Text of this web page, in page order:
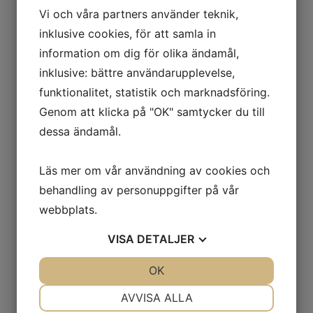
september 2020
augusti 2020
april 2020
mars 2020
november 2019
september 2019
juni 2019
maj 2019
januari 2019
Vi och våra partners använder teknik,
inklusive cookies, för att samla in
information om dig för olika ändamål,
inklusive: bättre användarupplevelse,
funktionalitet, statistik och marknadsföring.
Genom att klicka på "OK" samtycker du till
dessa ändamål.
Läs mer om vår användning av cookies och
behandling av personuppgifter på vår
webbplats.
VISA DETALJER
AVVISA ALLA
OK